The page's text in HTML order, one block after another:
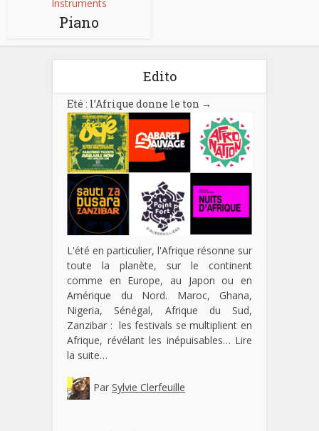
Instruments
Piano
Edito
Eté : l’Afrique donne le ton →
L'été en particulier, l'Afrique résonne sur
toute la planète, sur le continent
comme en Europe, au Japon ou en
Amérique du Nord. Maroc, Ghana,
Nigeria, Sénégal, Afrique du Sud,
Zanzibar : les festivals se multiplient en
Afrique, révélant les inépuisables… Lire
la suite…
Par Sylvie Clerfeuille